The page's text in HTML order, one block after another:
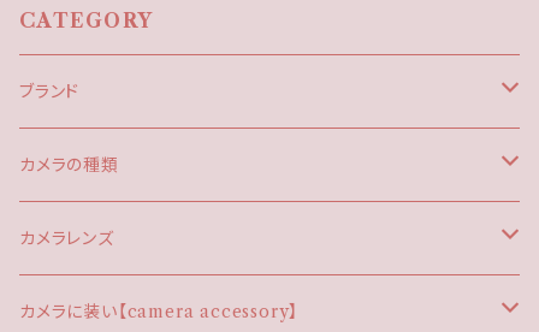
CATEGORY
ブランド
CANON（キヤノン）
EOS
CONTAX（コンタックス）
FUJI/FUJIFILM/FUJICA（フジ）
カメラの種類
フィルムカメラ
コンパクトカメラ
デジタルカメラ
カメラレンズ
EFマウント
カメラに装い【camera accessory】